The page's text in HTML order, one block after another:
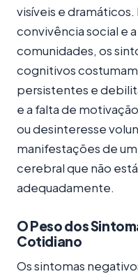
visíveis e
convivência social e
comunidades, os
cognitivos costumam
persistentes e
e a falta de
ou desinteresse
manifestações de
cerebral que não
adequadamente.
O Peso dos
Cotidiano
Os sintomas